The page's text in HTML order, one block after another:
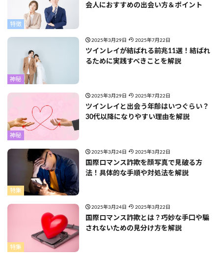
特徴
会人におすすめの出会い方＆ポイント
神秘
2025年3月29日 2025年7月22日
ツインレイが結ばれる前兆11選！結ばれ
るために実践すべきことを解説
神秘
2025年3月29日 2025年7月22日
ツインレイと出会う年齢はいつぐらい？
30代以降になりやすい理由を解説
特集
2025年3月24日 2025年3月22日
国際ロマンス詐欺を顔写真で見破る方
法！具体的な手順や対処法を解説
特集
2025年3月24日 2025年3月22日
国際ロマンス詐欺とは？巧妙な手口や騙
されないための見分け方を解説